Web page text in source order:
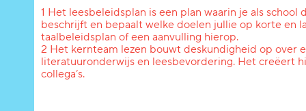
1 Het leesbeleidsplan is een plan waarin je als
beschrijft en bepaalt welke doelen jullie op korte en
taalbeleidsplan of een aanvulling hierop.
2 Het kernteam lezen bouwt deskundigheid op over
literatuuronderwijs en leesbevordering. Het creëert
collega’s.